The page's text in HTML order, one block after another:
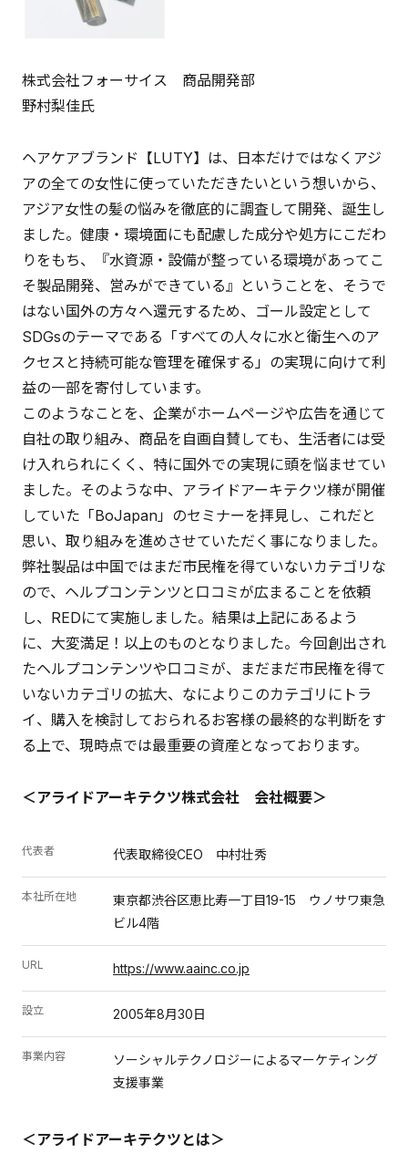
株式会社フォーサイス 商品開発部
野村梨佳氏
ヘアケアブランド【LUTY】は、日本だけではなくアジ
アの全ての女性に使っていただきたいという想いから、
アジア女性の髪の悩みを徹底的に調査して開発、誕生し
ました。健康・環境面にも配慮した成分や処方にこだわ
りをもち、『水資源・設備が整っている環境があってこ
そ製品開発、営みができている』ということを、そうで
はない国外の方々へ還元するため、ゴール設定として
SDGsのテーマである「すべての人々に水と衛生へのア
クセスと持続可能な管理を確保する」の実現に向けて利
益の一部を寄付しています。
このようなことを、企業がホームページや広告を通じて
自社の取り組み、商品を自画自賛しても、生活者には受
け入れられにくく、特に国外での実現に頭を悩ませてい
ました。そのような中、アライドアーキテクツ様が開催
していた「BoJapan」のセミナーを拝見し、これだと
思い、取り組みを進めさせていただく事になりました。
弊社製品は中国ではまだ市民権を得ていないカテゴリな
ので、ヘルプコンテンツと口コミが広まることを依頼
し、REDにて実施しました。結果は上記にあるよう
に、大変満足！以上のものとなりました。今回創出され
たヘルプコンテンツや口コミが、まだまだ市民権を得て
いないカテゴリの拡大、なによりこのカテゴリにトラ
イ、購入を検討しておられるお客様の最終的な判断をす
る上で、現時点では最重要の資産となっております。
＜アライドアーキテクツ株式会社 会社概要＞
代表者 代表取締役CEO 中村壮秀
本社所在地
東京都渋谷区恵比寿一丁目19-15 ウノサワ東急
ビル4階
URL https://www.aainc.co.jp
設立 2005年8月30日
事業内容
ソーシャルテクノロジーによるマーケティング
支援事業
＜アライドアーキテクツとは＞